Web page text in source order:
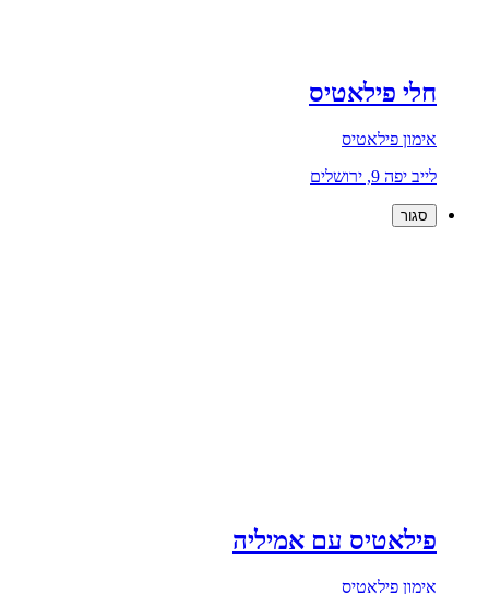
חלי פילאטיס
אימון פילאטיס
לייב יפה 9, ירושלים
סגור
פילאטיס עם אמיליה
אימון פילאטיס